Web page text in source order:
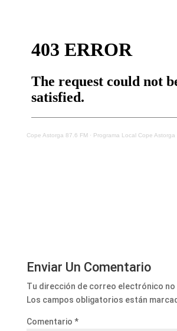
Cope Astorga 87.6 FM· Programa Local Cope Astorga
Enviar Un Comentario
Tu dirección de correo electrónico no
Los campos obligatorios están
Comentario *